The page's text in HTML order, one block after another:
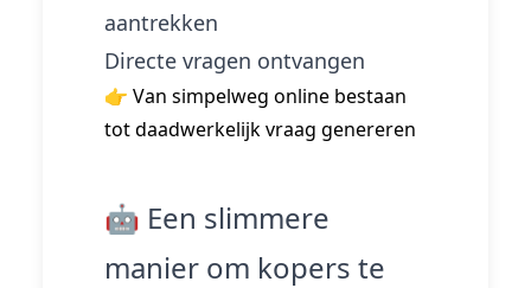
aantrekken
Directe vragen ontvangen
👉 Van simpelweg online bestaan
tot daadwerkelijk vraag genereren
🤖 Een slimmere
manier om kopers te